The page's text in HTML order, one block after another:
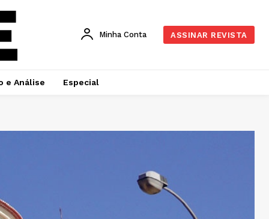
Minha Conta ASSINAR REVISTA
e Análise Especial